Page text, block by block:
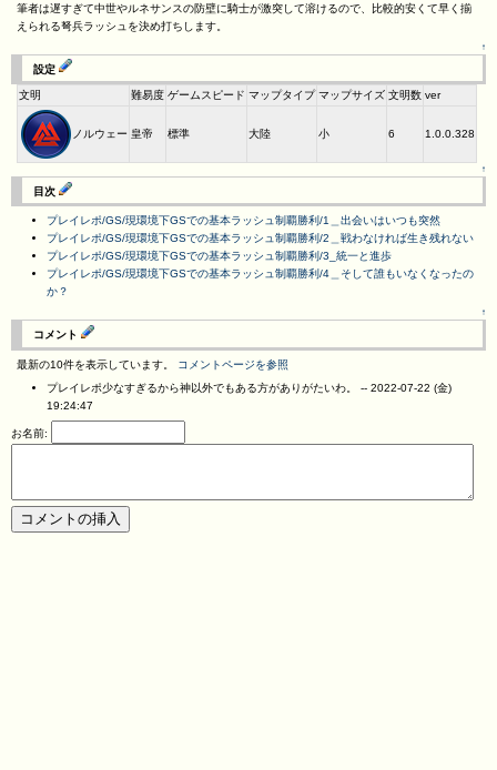
筆者は遅すぎて中世やルネサンスの防壁に騎士が激突して溶けるので、比較的安くて早く揃
えられる弩兵ラッシュを決め打ちします。
↑
設定
文明 難易度 ゲームスピード マップタイプ マップサイズ 文明数 ver
ノルウェー 皇帝 標準 大陸 小 6 1.0.0.328
↑
目次
プレイレポ/GS/現環境下GSでの基本ラッシュ制覇勝利/1＿出会いはいつも突然
プレイレポ/GS/現環境下GSでの基本ラッシュ制覇勝利/2＿戦わなければ生き残れない
プレイレポ/GS/現環境下GSでの基本ラッシュ制覇勝利/3_統一と進歩
プレイレポ/GS/現環境下GSでの基本ラッシュ制覇勝利/4＿そして誰もいなくなったの
か？
↑
コメント
最新の10件を表示しています。 コメントページを参照
プレイレポ少なすぎるから神以外でもある方がありがたいわ。 -- 2022-07-22 (金)
19:24:47
お名前: